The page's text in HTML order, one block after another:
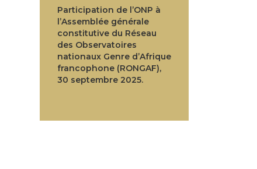
Participation de l’ONP à
l’Assemblée générale
constitutive du Réseau
des Observatoires
nationaux Genre d’Afrique
francophone (RONGAF),
30 septembre 2025.